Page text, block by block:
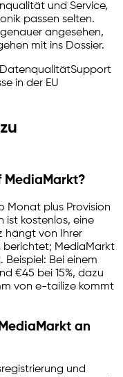
und Service,
passen selten.
angesehen,
mit ins Dossier.
DatenqualitätSupport
in der EU
MediaMarkt?
Monat plus Provision
ist kostenlos, eine
hängt von Ihrer
berichtet; MediaMarkt
Bei einem
€45 bei 15%, dazu
von e-tailize kommt
an
und